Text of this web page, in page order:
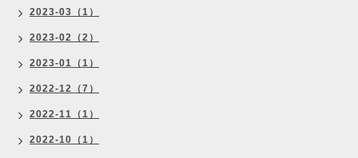
2023-03（1）
2023-02（2）
2023-01（1）
2022-12（7）
2022-11（1）
2022-10（1）